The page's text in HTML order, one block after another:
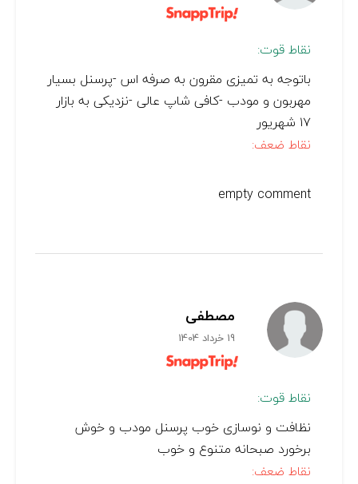
نقاط قوت:
باتوجه به تمیزی مقرون به صرفه اس -پرسنل بسیار
مهربون و مودب -کافی شاپ عالی -نزدیکی به بازار
۱۷ شهریور
نقاط ضعف:
empty comment
مصطفی
19 خرداد 1404
نقاط قوت:
نظافت و نوسازی خوب پرسنل مودب و خوش
برخورد صبحانه متنوع و خوب
نقاط ضعف: